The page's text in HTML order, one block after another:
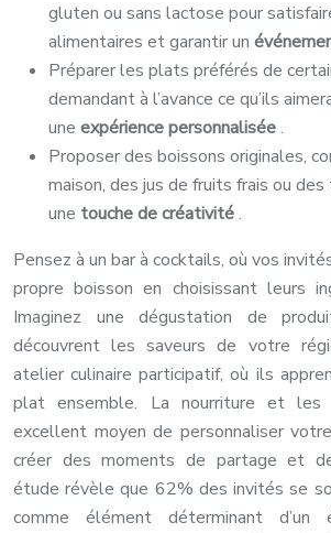
gluten ou sans lactose pour
alimentaires et garantir un
Préparer les plats préférés de
demandant à l’avance ce qu’ils
une expérience personnalisée.
Proposer des boissons originales,
maison, des jus de fruits frais ou
une touche de créativité.
Pensez à un bar à cocktails, où vos
propre boisson en choisissant leurs
Imaginez une dégustation de
découvrent les saveurs de votre
atelier culinaire participatif, où ils
plat ensemble. La nourriture et les
excellent moyen de personnaliser
créer des moments de partage et
étude révèle que 62% des invités se
comme élément déterminant d’un